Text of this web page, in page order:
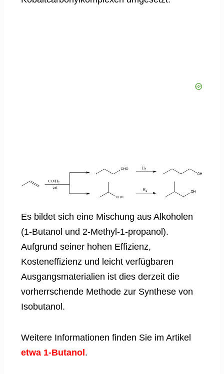
Es bildet sich eine Mischung aus Alkoholen
(1-Butanol und 2-Methyl-1-propanol).
Aufgrund seiner hohen Effizienz,
Kosteneffizienz und leicht verfügbaren
Ausgangsmaterialien ist dies derzeit die
vorherrschende Methode zur Synthese von
Isobutanol.
Weitere Informationen finden Sie im Artikel
etwa 1-Butanol .